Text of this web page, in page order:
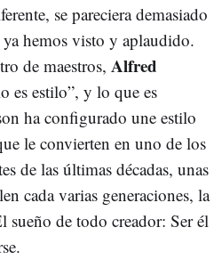
se pareciera demasiado
ya hemos visto y aplaudido.
de maestros, Alfred
es estilo”, y lo que es
ha configurado une estilo
le convierten en uno de los
de las últimas décadas, unas
cada varias generaciones, la
sueño de todo creador: Ser él